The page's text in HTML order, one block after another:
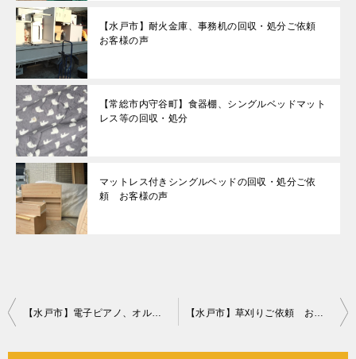
【水戸市】耐火金庫、事務机の回収・処分ご依頼
お客様の声
【常総市内守谷町】食器棚、シングルベッドマット
レス等の回収・処分
マットレス付きシングルベッドの回収・処分ご依
頼 お客様の声
投
【水戸市】電子ピアノ、オルガンの回収・処分ご依頼 お客様の声 【水戸市】草刈りご依頼 お客様の声